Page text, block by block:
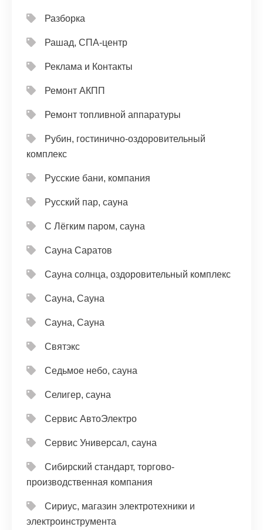
Разборка
Рашад, СПА-центр
Реклама и Контакты
Ремонт АКПП
Ремонт топливной аппаратуры
Рубин, гостинично-оздоровительный
комплекс
Русские бани, компания
Русский пар, сауна
С Лёгким паром, сауна
Сауна Саратов
Сауна солнца, оздоровительный комплекс
Сауна, Сауна
Сауна, Сауна
Святэкс
Седьмое небо, сауна
Селигер, сауна
Сервис АвтоЭлектро
Сервис Универсал, сауна
Сибирский стандарт, торгово-
производственная компания
Сириус, магазин электротехники и
электроинструмента